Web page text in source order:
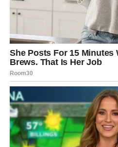
Ako ste slobodni, moguće je
djeluje posebno i veoma snažno.
Ljubav vam mijenja
Pred vama su trenuci koje ćete